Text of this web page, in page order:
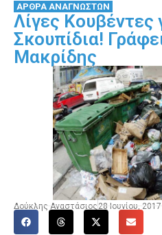
ΑΡΘΡΑ ΑΝΑΓΝΩΣΤΩΝ
Λίγες Κουβέντες
Σκουπίδια!
Μακρίδης
Δούκλης Αναστάσιος 28 Ιουνίου,